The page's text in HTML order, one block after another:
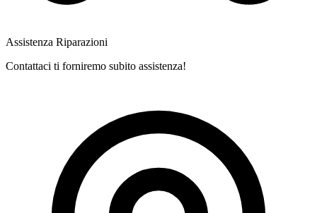
Assistenza Riparazioni
Contattaci ti forniremo subito assistenza!